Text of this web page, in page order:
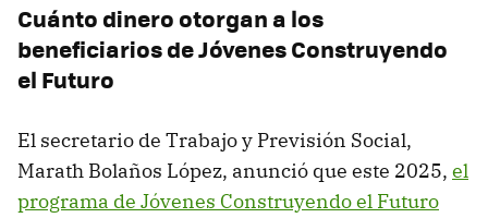
Cuánto dinero otorgan a los
beneficiarios de Jóvenes Construyendo
el Futuro
El secretario de Trabajo y Previsión Social,
Marath Bolaños López, anunció que este 2025, el
programa de Jóvenes Construyendo el Futuro